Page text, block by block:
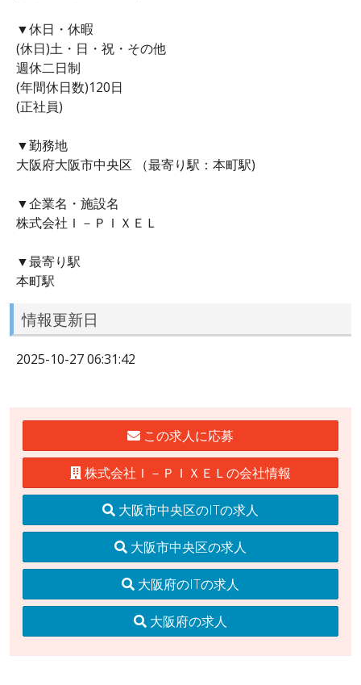
▼休日・休暇
(休日)土・日・祝・その他
週休二日制
(年間休日数)120日
(正社員)
▼勤務地
大阪府大阪市中央区 （最寄り駅：本町駅)
▼企業名・施設名
株式会社Ｉ－ＰＩＸＥＬ
▼最寄り駅
本町駅
情報更新日
2025-10-27 06:31:42
この求人に応募
株式会社Ｉ－ＰＩＸＥＬの会社情報
大阪市中央区のITの求人
大阪市中央区の求人
大阪府のITの求人
大阪府の求人